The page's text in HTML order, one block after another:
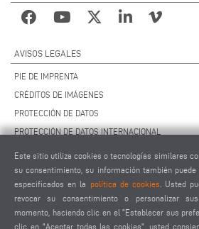
AVISOS LEGALES
PIE DE IMPRENTA
CRÉDITOS DE IMÁGENES
PROTECCIÓN DE DATOS
PROTECCIÓN DE DATOS INTERNACIONAL
CONTRATO DE MANTENIMIENTO REMOTO
AJUSTES DE COOKIES
CÓDIGO DE CONDUCTA PARA PROVEEDORES
Este sitio utiliza cookies o tecnologías similares
su consentimiento, su información también
especificados en la
política de cookies . Usted
revocar su consentimiento o personalizar
momento, haciendo clic en el "Establecer sus
clic en "Aceptar todas las cookies", usted